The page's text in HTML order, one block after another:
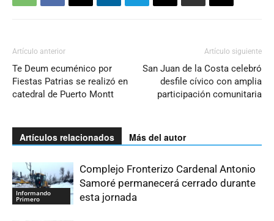
Artículo anterior
Te Deum ecuménico por
Fiestas Patrias se realizó en
catedral de Puerto Montt
Artículo siguiente
San Juan de la Costa celebró
desfile cívico con amplia
participación comunitaria
Artículos relacionados Más del autor
Informando
Primero
Complejo Fronterizo Cardenal Antonio
Samoré permanecerá cerrado durante
esta jornada